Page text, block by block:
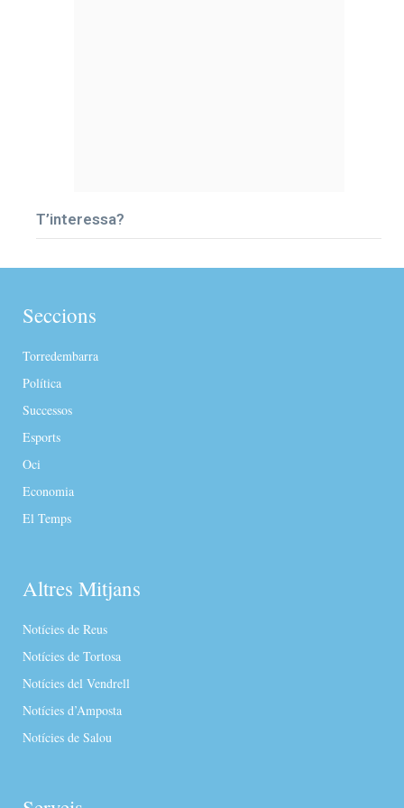
T’interessa?
Seccions
Torredembarra
Política
Successos
Esports
Oci
Economia
El Temps
Altres Mitjans
Notícies de Reus
Notícies de Tortosa
Notícies del Vendrell
Notícies d’Amposta
Notícies de Salou